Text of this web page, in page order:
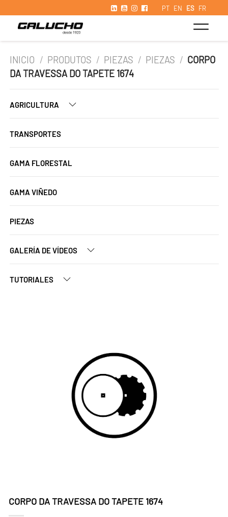
PT EN ES FR
INICIO / PRODUTOS / PIEZAS / PIEZAS / CORPO
DA TRAVESSA DO TAPETE 1674
AGRICULTURA
TRANSPORTES
GAMA FLORESTAL
GAMA VIÑEDO
PIEZAS
GALERÍA DE VÍDEOS
TUTORIALES
CORPO DA TRAVESSA DO TAPETE 1674